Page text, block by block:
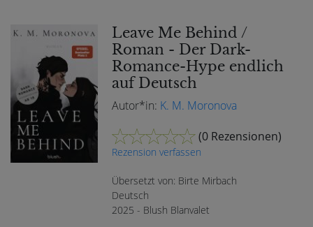
Leave Me Behind /
Roman - Der Dark-
Romance-Hype endlich
auf Deutsch
Autor*in: K. M. Moronova
(0 Rezensionen)
Rezension verfassen
Übersetzt von: Birte Mirbach
Deutsch
2025 - Blush Blanvalet